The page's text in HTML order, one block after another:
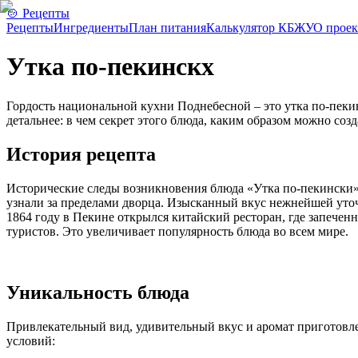
🍲 Рецепты
РецептыИнгредиентыПлан питанияКалькулятор КБЖУО
Утка по-пекинскx
Гордость национальной кухни Поднебесной – это утка по-
детальнее: в чем секрет этого блюда, каким образом можно
История рецепта
Исторические следы возникновения блюда «Утка по-
узнали за пределами дворца. Изысканный вкус нежнейшей
1864 году в Пекине открылся китайский ресторан, где
туристов. Это увеличивает популярность блюда во всем мире.
Уникальность блюда
Привлекательный вид, удивительный вкус и аромат
условий: